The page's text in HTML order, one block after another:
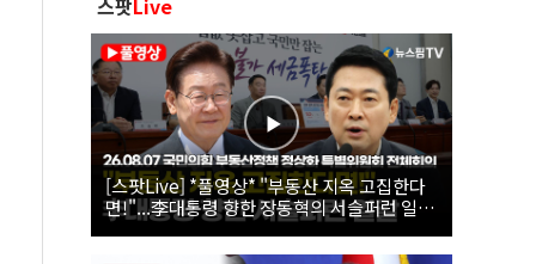
스팟Live
[스팟Live] *풀영상* "부동산 지옥 고집한다
면!"...李대통령 향한 장동혁의 서슬퍼런 일갈
| 26.08.07 국민의힘 부동산정책 정상화 특별
위원회 전체회의